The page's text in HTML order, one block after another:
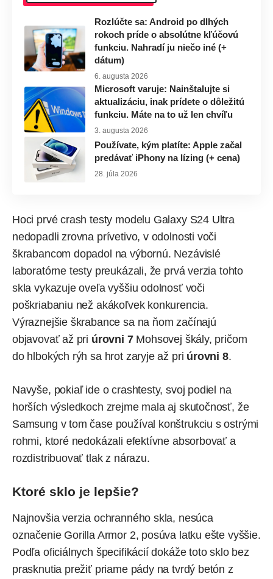
Rozlúčte sa: Android po dlhých
rokoch príde o absolútne kľúčovú
funkciu. Nahradí ju niečo iné (+
dátum)
6. augusta 2026
Microsoft varuje: Nainštalujte si
aktualizáciu, inak prídete o dôležitú
funkciu. Máte na to už len chvíľu
3. augusta 2026
Používate, kým platíte: Apple začal
predávať iPhony na lízing (+ cena)
28. júla 2026
Hoci prvé crash testy modelu Galaxy S24 Ultra
nedopadli zrovna prívetivo, v odolnosti voči
škrabancom dopadol na výbornú. Nezávislé
laboratórne testy preukázali, že prvá verzia tohto
skla vykazuje oveľa vyššiu odolnosť voči
poškriabaniu než akákoľvek konkurencia.
Výraznejšie škrabance sa na ňom začínajú
objavovať až pri úrovni 7Mohsovej škály, pričom
do hlbokých rýh sa hrot zaryje až pri úrovni 8.
Navyše, pokiaľ ide o crashtesty, svoj podiel na
horších výsledkoch zrejme mala aj skutočnosť, že
Samsung v tom čase používal konštrukciu s ostrými
rohmi, ktoré nedokázali efektívne absorbovať a
rozdistribuovať tlak z nárazu.
Ktoré sklo je lepšie?
Najnovšia verzia ochranného skla, nesúca
označenie Gorilla Armor 2, posúva latku ešte vyššie.
Podľa oficiálnych špecifikácií dokáže toto sklo bez
prasknutia prežiť priame pády na tvrdý betón z